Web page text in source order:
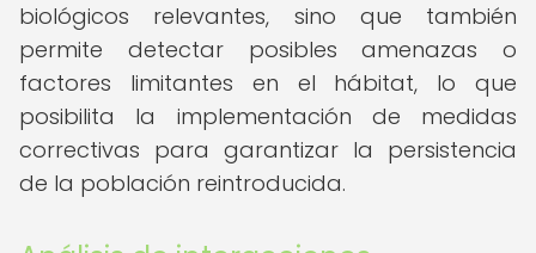
biológicos relevantes, sino que también
permite detectar posibles amenazas o
factores limitantes en el hábitat, lo que
posibilita la implementación de medidas
correctivas para garantizar la persistencia
de la población reintroducida.